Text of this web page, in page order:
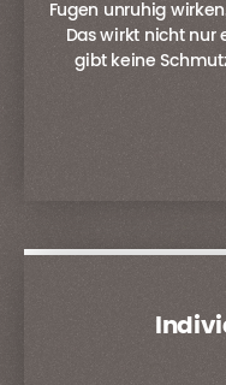
Fugen unruhig
Das wirkt nicht nur
gibt keine